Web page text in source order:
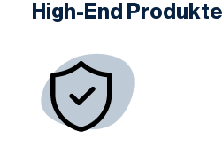
High-End Produkte